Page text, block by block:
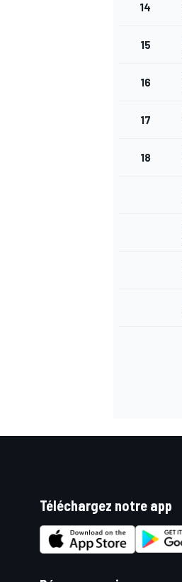
14
15
16
17
18
Téléchargez notre app